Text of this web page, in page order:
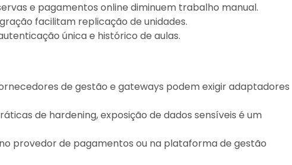
e pagamentos online diminuem trabalho manual.
facilitam replicação de unidades.
única e histórico de aulas.
de gestão e gateways podem exigir adaptadores
de hardening, exposição de dados sensíveis é um
provedor de pagamentos ou na plataforma de gestão